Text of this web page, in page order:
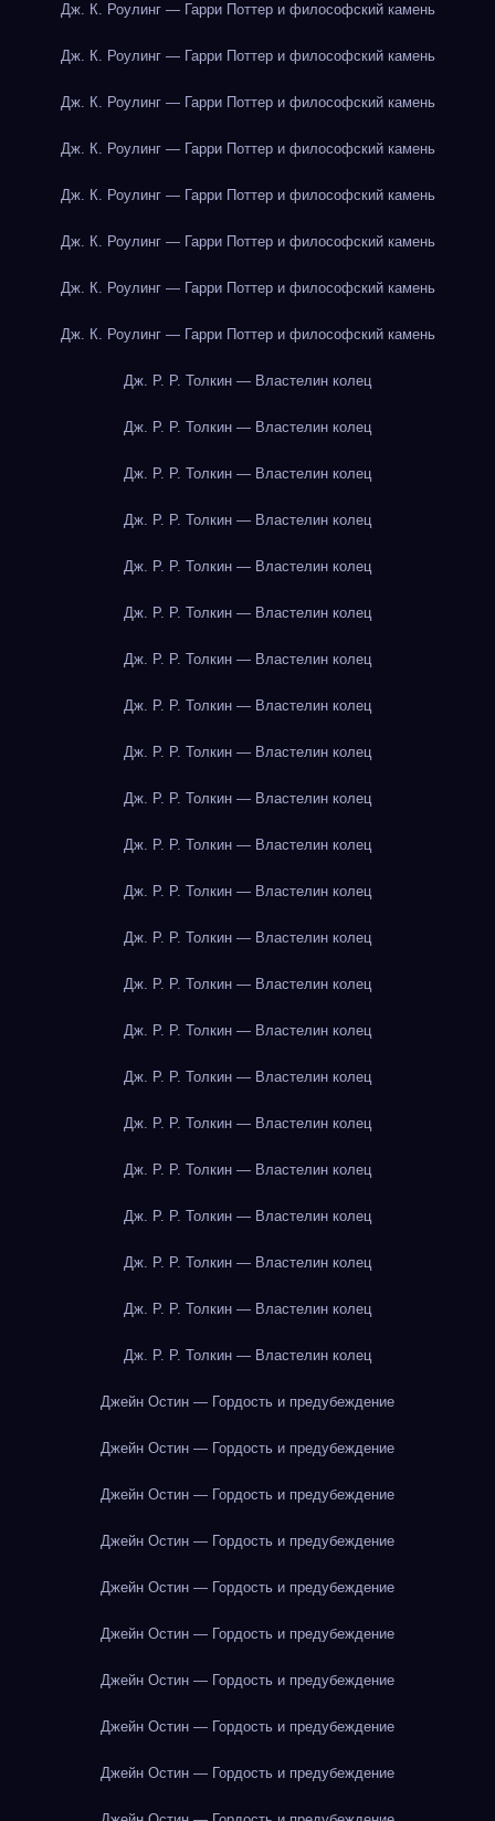
Дж. К. Роулинг — Гарри Поттер и философский камень
Дж. К. Роулинг — Гарри Поттер и философский камень
Дж. К. Роулинг — Гарри Поттер и философский камень
Дж. К. Роулинг — Гарри Поттер и философский камень
Дж. К. Роулинг — Гарри Поттер и философский камень
Дж. К. Роулинг — Гарри Поттер и философский камень
Дж. К. Роулинг — Гарри Поттер и философский камень
Дж. К. Роулинг — Гарри Поттер и философский камень
Дж. Р. Р. Толкин — Властелин колец
Дж. Р. Р. Толкин — Властелин колец
Дж. Р. Р. Толкин — Властелин колец
Дж. Р. Р. Толкин — Властелин колец
Дж. Р. Р. Толкин — Властелин колец
Дж. Р. Р. Толкин — Властелин колец
Дж. Р. Р. Толкин — Властелин колец
Дж. Р. Р. Толкин — Властелин колец
Дж. Р. Р. Толкин — Властелин колец
Дж. Р. Р. Толкин — Властелин колец
Дж. Р. Р. Толкин — Властелин колец
Дж. Р. Р. Толкин — Властелин колец
Дж. Р. Р. Толкин — Властелин колец
Дж. Р. Р. Толкин — Властелин колец
Дж. Р. Р. Толкин — Властелин колец
Дж. Р. Р. Толкин — Властелин колец
Дж. Р. Р. Толкин — Властелин колец
Дж. Р. Р. Толкин — Властелин колец
Дж. Р. Р. Толкин — Властелин колец
Дж. Р. Р. Толкин — Властелин колец
Дж. Р. Р. Толкин — Властелин колец
Дж. Р. Р. Толкин — Властелин колец
Джейн Остин — Гордость и предубеждение
Джейн Остин — Гордость и предубеждение
Джейн Остин — Гордость и предубеждение
Джейн Остин — Гордость и предубеждение
Джейн Остин — Гордость и предубеждение
Джейн Остин — Гордость и предубеждение
Джейн Остин — Гордость и предубеждение
Джейн Остин — Гордость и предубеждение
Джейн Остин — Гордость и предубеждение